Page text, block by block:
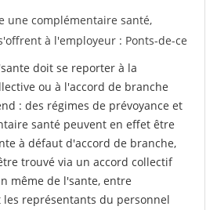
une complémentaire santé,
à l'employeur : Ponts-de-ce
doit se reporter à la
ou à l'accord de branche
: des régimes de prévoyance et
santé peuvent en effet être
à défaut d'accord de branche,
trouvé via un accord collectif
même de l'sante, entre
les représentants du personnel